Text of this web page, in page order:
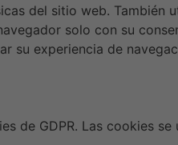
del sitio web.
solo con su
su experiencia de
GDPR. Las cookies